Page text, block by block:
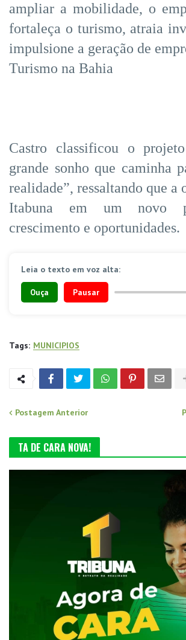
ampliar a mobilidade, o
fortaleça o turismo, atraia
impulsione a geração de
Turismo na Bahia
Castro classificou o
grande sonho que caminha
realidade”, ressaltando que a
Itabuna em um novo
crescimento e oportunidades.
Leia o texto em voz alta:
Ouça Pausar
Tags: MUNICIPIOS
Postagem Anterior
TA DE CARA NOVA!